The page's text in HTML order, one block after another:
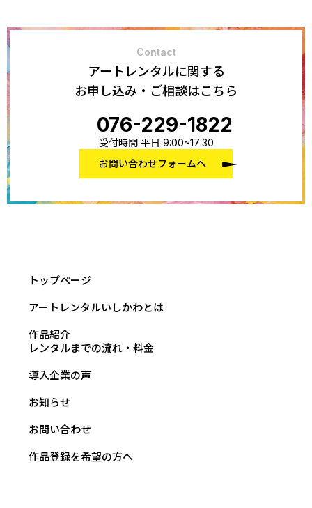
Contact
アートレンタルに関する
お申し込み・ご相談はこちら
076-229-1822
受付時間 平日 9:00~17:30
お問い合わせフォームへ
トップページ
アートレンタルいしかわとは
作品紹介
レンタルまでの流れ・料金
導入企業の声
お知らせ
お問い合わせ
作品登録を希望の方へ